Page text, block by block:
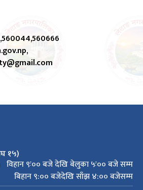
१५)
विहान ९ः०० बजे देखि बेलुका ५ः०० बजे सम्म
बिहान ९:०० बजेदेखि साँझ ४:०० बजेसम्म